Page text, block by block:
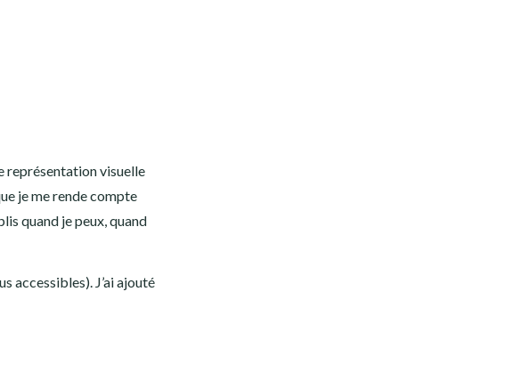
représentation visuelle
je me rende compte
quand je peux, quand
accessibles). J’ai ajouté